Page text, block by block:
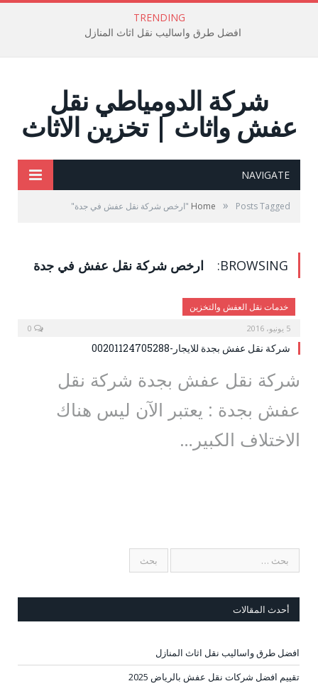
TRENDING
افضل طرق واساليب نقل اثاث المنازل
شركة الدومياطي نقل
عفش واثاث | تخزين الاثاث
NAVIGATE
Home » Posts Tagged "ارخص شركة نقل عفش في جدة"
BROWSING: ارخص شركة نقل عفش في جدة
خدمات نقل العفش والتخزين
5 يونيو، 2016
شركة نقل عفش بجدة للايجار-00201124705288
شركة نقل عفش بجدة شركة نقل
عفش بجدة : يعتبر الآن ليس هناك
الاختلاف الكبير…
أحدث المقالات
افضل طرق واساليب نقل اثاث المنازل
تقييم افضل شركات نقل عفش بالرياض 2025